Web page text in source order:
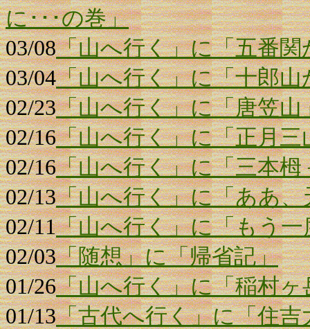
に･･･の巻」
03/08「山へ行く」に「五番
03/04「山へ行く」に「十郎山
02/23「山へ行く」に「唐笠山
02/16「山へ行く」に「正月三
02/16「山へ行く」に「三本
02/13「山へ行く」に「ああ、
02/11「山へ行く」に「もう
02/03「随想」に「帰省記」
01/26「山へ行く」に「稲村ヶ
01/13「古代へ行く」に「住吉